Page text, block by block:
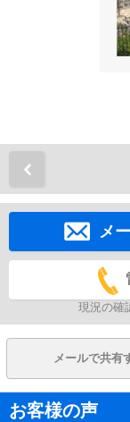
メ
現況の確
メールで共有
お客様の声